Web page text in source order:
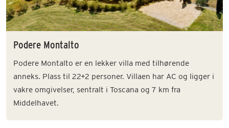
Podere Montalto
Podere Montalto er en lekker villa med tilhørende
anneks. Plass til 22+2 personer. Villaen har AC og ligger i
vakre omgivelser, sentralt i Toscana og 7 km fra
Middelhavet.